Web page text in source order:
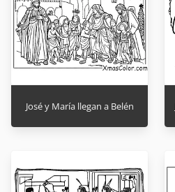
José y María llegan a Belén